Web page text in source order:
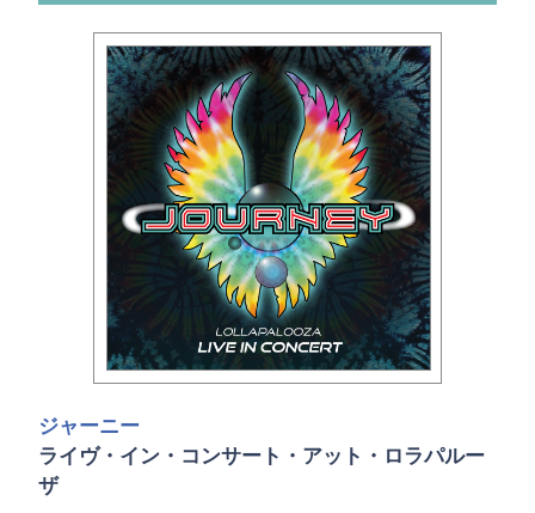
ジャーニー
ライヴ・イン・コンサート・アット・ロラパルー
ザ